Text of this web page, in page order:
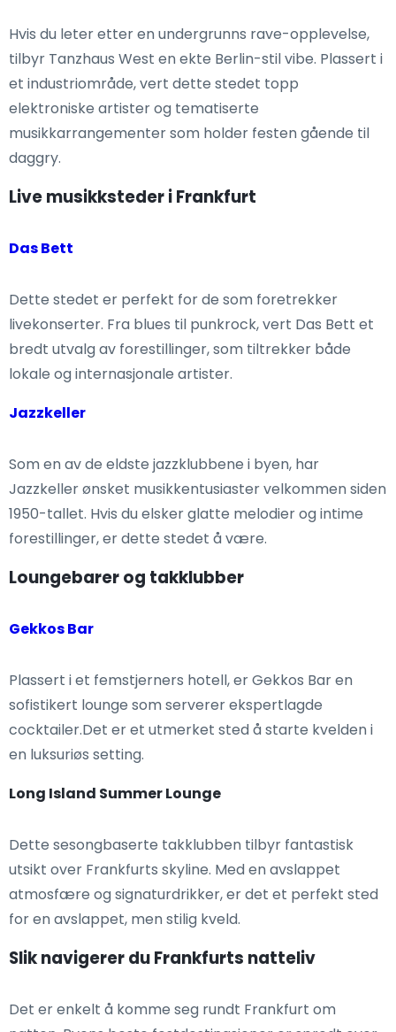
Hvis du leter etter en undergrunns rave-opplevelse,
tilbyr Tanzhaus West en ekte Berlin-stil vibe. Plassert i
et industriområde, vert dette stedet topp
elektroniske artister og tematiserte
musikkarrangementer som holder festen gående til
daggry.
Live musikksteder i Frankfurt
Das Bett
Dette stedet er perfekt for de som foretrekker
livekonserter. Fra blues til punkrock, vert Das Bett et
bredt utvalg av forestillinger, som tiltrekker både
lokale og internasjonale artister.
Jazzkeller
Som en av de eldste jazzklubbene i byen, har
Jazzkeller ønsket musikkentusiaster velkommen siden
1950-tallet. Hvis du elsker glatte melodier og intime
forestillinger, er dette stedet å være.
Loungebarer og takklubber
Gekkos Bar
Plassert i et femstjerners hotell, er Gekkos Bar en
sofistikert lounge som serverer ekspertlagde
cocktailer.Det er et utmerket sted å starte kvelden i
en luksuriøs setting.
Long Island Summer Lounge
Dette sesongbaserte takklubben tilbyr fantastisk
utsikt over Frankfurts skyline. Med en avslappet
atmosfære og signaturdrikker, er det et perfekt sted
for en avslappet, men stilig kveld.
Slik navigerer du Frankfurts natteliv
Det er enkelt å komme seg rundt Frankfurt om